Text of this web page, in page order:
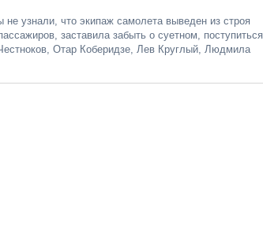
узнали, что экипаж самолета выведен из строя
заставила забыть о суетном, поступиться
Отар Коберидзе, Лев Круглый, Людмила